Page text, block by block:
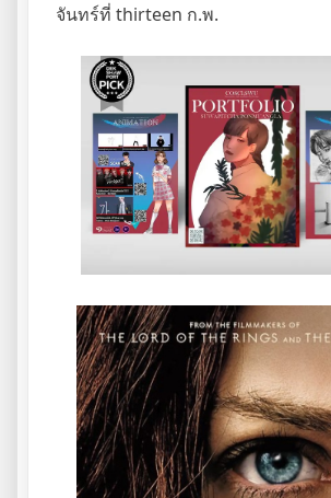
จันทร์ที่ thirteen ก.พ.